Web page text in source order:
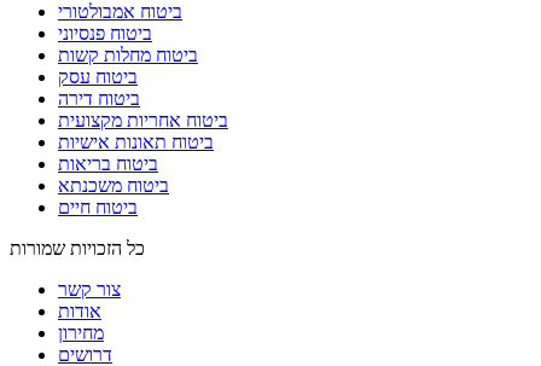
ביטוח אמבולטורי
ביטוח פנסיוני
ביטוח מחלות קשות
ביטוח עסק
ביטוח דירה
ביטוח אחריות מקצועית
ביטוח תאונות אישיות
ביטוח בריאות
ביטוח משכנתא
ביטוח חיים
כל הזכויות שמורות
צור קשר
אודות
מחירון
דרושים